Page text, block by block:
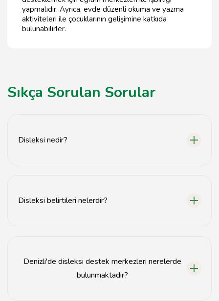
yapmalıdır. Ayrıca, evde düzenli okuma ve yazma
aktiviteleri ile çocuklarının gelişimine katkıda
bulunabilirler.
Sıkça Sorulan Sorular
Disleksi nedir?
Disleksi belirtileri nelerdir?
Denizli'de disleksi destek merkezleri nerelerde
bulunmaktadır?